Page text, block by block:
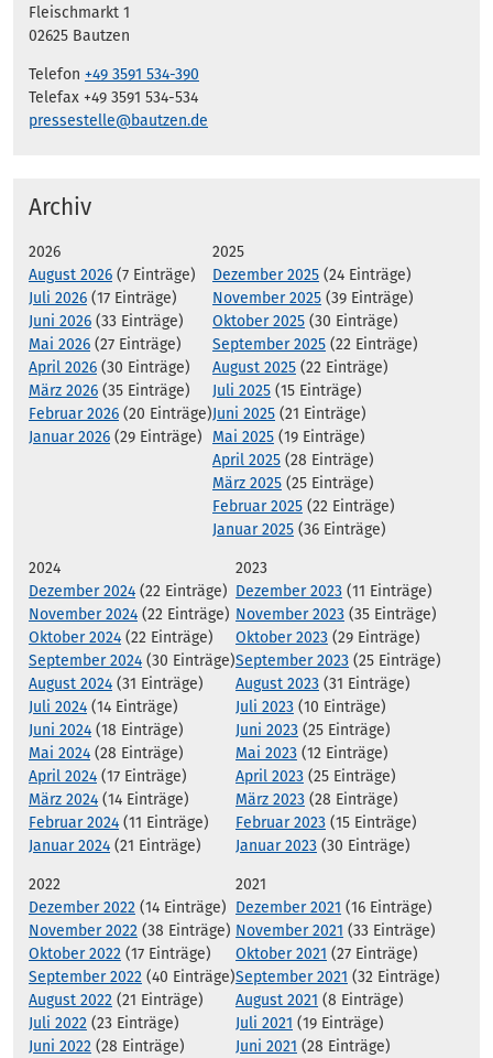
Fleischmarkt 1
02625 Bautzen
Telefon +49 3591 534-390
Telefax +49 3591 534-534
pressestelle@bautzen.de
Archiv
2026
August 2026 (7 Einträge)
Juli 2026 (17 Einträge)
Juni 2026 (33 Einträge)
Mai 2026 (27 Einträge)
April 2026 (30 Einträge)
März 2026 (35 Einträge)
Februar 2026 (20 Einträge)
Januar 2026 (29 Einträge)
2025
Dezember 2025 (24 Einträge)
November 2025 (39 Einträge)
Oktober 2025 (30 Einträge)
September 2025 (22 Einträge)
August 2025 (22 Einträge)
Juli 2025 (15 Einträge)
Juni 2025 (21 Einträge)
Mai 2025 (19 Einträge)
April 2025 (28 Einträge)
März 2025 (25 Einträge)
Februar 2025 (22 Einträge)
Januar 2025 (36 Einträge)
2024
Dezember 2024 (22 Einträge)
November 2024 (22 Einträge)
Oktober 2024 (22 Einträge)
September 2024 (30 Einträge)
August 2024 (31 Einträge)
Juli 2024 (14 Einträge)
Juni 2024 (18 Einträge)
Mai 2024 (28 Einträge)
April 2024 (17 Einträge)
März 2024 (14 Einträge)
Februar 2024 (11 Einträge)
Januar 2024 (21 Einträge)
2023
Dezember 2023 (11 Einträge)
November 2023 (35 Einträge)
Oktober 2023 (29 Einträge)
September 2023 (25 Einträge)
August 2023 (31 Einträge)
Juli 2023 (10 Einträge)
Juni 2023 (25 Einträge)
Mai 2023 (12 Einträge)
April 2023 (25 Einträge)
März 2023 (28 Einträge)
Februar 2023 (15 Einträge)
Januar 2023 (30 Einträge)
2022
Dezember 2022 (14 Einträge)
November 2022 (38 Einträge)
Oktober 2022 (17 Einträge)
September 2022 (40 Einträge)
August 2022 (21 Einträge)
Juli 2022 (23 Einträge)
Juni 2022 (28 Einträge)
2021
Dezember 2021 (16 Einträge)
November 2021 (33 Einträge)
Oktober 2021 (27 Einträge)
September 2021 (32 Einträge)
August 2021 (8 Einträge)
Juli 2021 (19 Einträge)
Juni 2021 (28 Einträge)